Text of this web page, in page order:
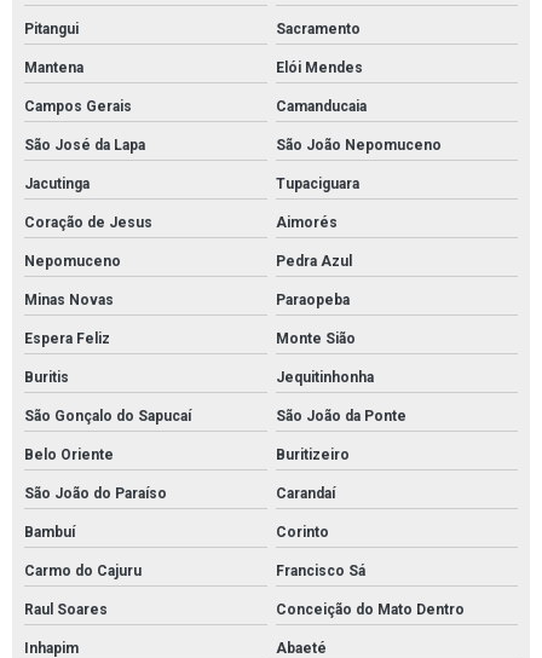
Kit de proteção ambiental
Kit mitigação completo sopep
Kit sopep
Kit sopep mantas brasil
Kit sopep para contenção de derramamento de petróleo
Kit sopep para derramamento de petróleo
Manta absorvente hidrocarboneto
Manta absorvente hidrofóbica para óleo e combustíveis
Manta absorvente industrial
Manta absorvente para derramamento de óleo industrial
Manta absorvente para indústrias
Manta absorvente para manutenção industrial
Manta absorvente para petróleo
Pitangui Sacramento
Mantena Elói Mendes
Campos Gerais Camanducaia
São José da Lapa São João Nepomuceno
Jacutinga Tupaciguara
Coração de Jesus Aimorés
Nepomuceno Pedra Azul
Minas Novas Paraopeba
Espera Feliz Monte Sião
Buritis Jequitinhonha
São Gonçalo do Sapucaí São João da Ponte
Belo Oriente Buritizeiro
São João do Paraíso Carandaí
Bambuí Corinto
Carmo do Cajuru Francisco Sá
Raul Soares Conceição do Mato Dentro
Inhapim Abaeté